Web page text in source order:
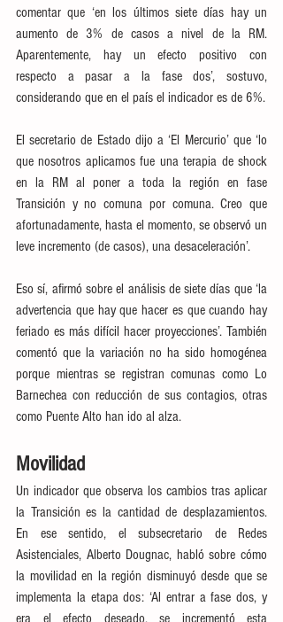
comentar que ‘en los últimos siete días hay un
aumento de 3% de casos a nivel de la RM.
Aparentemente, hay un efecto positivo con
respecto a pasar a la fase dos’, sostuvo,
considerando que en el país el indicador es de 6%.
El secretario de Estado dijo a ‘El Mercurio’ que ‘lo
que nosotros aplicamos fue una terapia de shock
en la RM al poner a toda la región en fase
Transición y no comuna por comuna. Creo que
afortunadamente, hasta el momento, se observó un
leve incremento (de casos), una desaceleración’.
Eso sí, afirmó sobre el análisis de siete días que ‘la
advertencia que hay que hacer es que cuando hay
feriado es más difícil hacer proyecciones’. También
comentó que la variación no ha sido homogénea
porque mientras se registran comunas como Lo
Barnechea con reducción de sus contagios, otras
como Puente Alto han ido al alza.
Movilidad
Un indicador que observa los cambios tras aplicar
la Transición es la cantidad de desplazamientos.
En ese sentido, el subsecretario de Redes
Asistenciales, Alberto Dougnac, habló sobre cómo
la movilidad en la región disminuyó desde que se
implementa la etapa dos: ‘Al entrar a fase dos, y
era el efecto deseado, se incrementó esta